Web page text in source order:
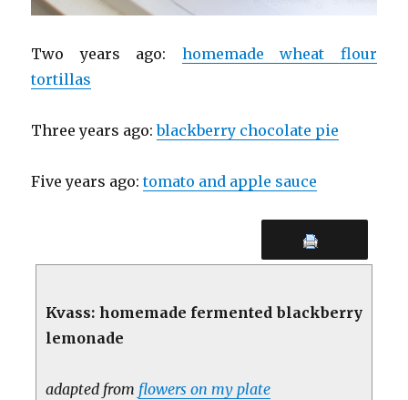
Two years ago: homemade wheat flour
tortillas
Three years ago:blackberry chocolate pie
Five years ago:tomato and apple sauce
Kvass: homemade fermented blackberry
lemonade
adapted from flowers on my plate